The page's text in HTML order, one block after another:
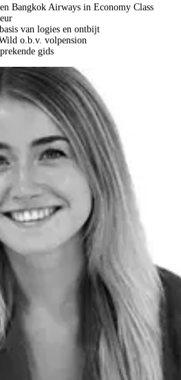
Bangkok Airways in Economy Class
van logies en ontbijt
o.b.v. volpension
gids